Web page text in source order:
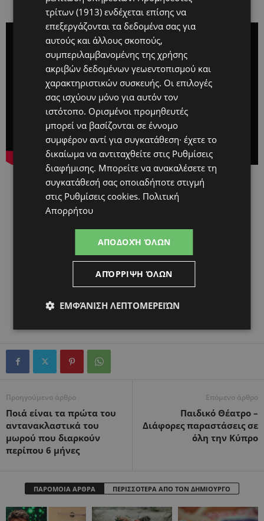
Προηγούμενο άρθρο
Ποιά είναι τα πρώτα του
αντανακλαστικά του
μωρού που διαρκούν
περίπου 6 μήνες
Επόμενο άρθρο
Παιδικό Θέατρο –
Διάφορες παραστάσεις σε
όλη την Κύπρο
ΠΑΡΟΜΟΙΑ ΑΡΘΡΑ ΠΕΡΙΣΣΟΤΕΡΑ ΑΠΟ ΤΟΝ ΔΗΜΙΟΥΡΓΟ
τρίτων (1913) ενδέχεται επίσης να
επεξεργάζονται τα δεδομένα σας για
αυτούς και άλλους σκοπούς,
συμπεριλαμβανομένης της χρήσης
ακριβών δεδομένων γεωεντοπισμού και
χαρακτηριστικών συσκευής. Οι επιλογές
σας ισχύουν μόνο για αυτόν τον
ιστότοπο. Ορισμένοι προμηθευτές
μπορεί να βασίζονται σε έννομο
συμφέρον αντί για συγκατάθεση· έχετε το
δικαίωμα να αντιταχθείτε στις Ρυθμίσεις
διαφήμισης. Μπορείτε να ανακαλέσετε τη
συγκατάθεσή σας οποιαδήποτε στιγμή
στις Ρυθμίσεις cookies. Πολιτική
Απορρήτου
ΑΠΟΔΟΧΉ ΌΛΩΝ
ΑΠΌΡΡΙΨΗ ΌΛΩΝ
ΕΜΦΆΝΙΣΗ ΛΕΠΤΟΜΕΡΕΙΏΝ